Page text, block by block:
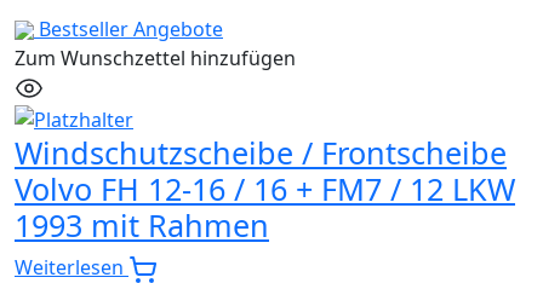
BestsellerAngebote
Zum Wunschzettel hinzufügen
Windschutzscheibe / Frontscheibe
Volvo FH 12-16 / 16 + FM7 / 12 LKW
1993 mit Rahmen
Weiterlesen